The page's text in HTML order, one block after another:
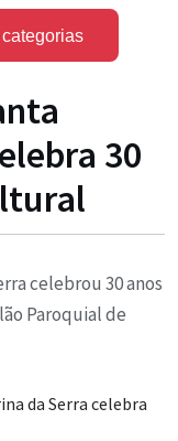
30
celebrou 30 anos
Paroquial de